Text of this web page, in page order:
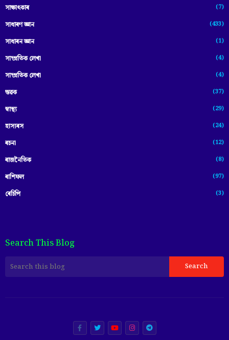
সাক্ষাৎকাৰ (7)
সাধাৰণ জ্ঞান (433)
সাধাৰন জ্ঞান (1)
সাম্প্রতিক লেখা (4)
সাম্প্ৰতিক লেখা (4)
স্তৱক (37)
স্বাস্থ্য (29)
হাস্যৰস (24)
ৰচনা (12)
ৰাজনৈতিক (8)
ৰাশিফল (97)
ৰেচিপি (3)
Search This Blog